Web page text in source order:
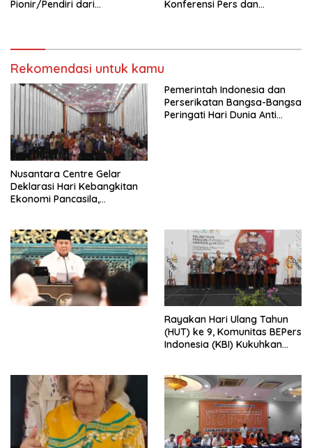
Pionir/Pendiri dari
Kasih Allah.
Konferensi Pers dan
RUU Ketenagakerjaan Baru.
Rekomendasi untuk kamu
Nusantara Centre Gelar
Deklarasi Hari Kebangkitan
Ekonomi Pancasila,
Penjajahan (Pergolakan
Ekonomi Politik Indonesia) &
Simposium Nasional “Urgensi
Undang-Undang
Perekonomian Nasional dan
Kesejahteraan Sosial dalam
Pemerintah Indonesia dan
Perserikatan Bangsa-Bangsa
Peringati Hari Dunia Anti
Rayakan Hari Ulang Tahun
(HUT) ke 9, Komunitas BEPers
Indonesia (KBI) Kukuhkan
Tema: “Penguatan dan
Pengembangan Organisasi
KBI yang Berbasis Riset di
seluruh Indonesia dan
Mancanegara”.